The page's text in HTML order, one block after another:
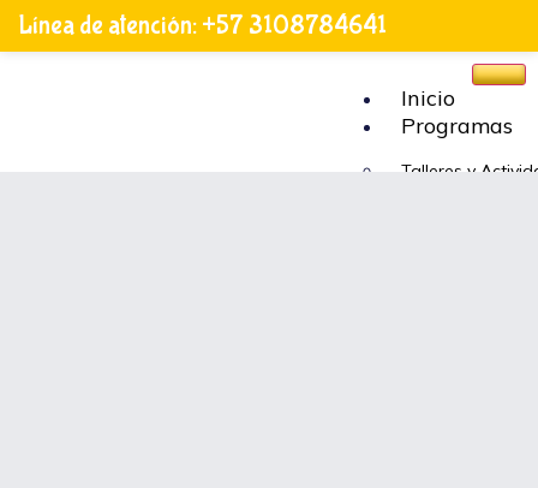
Línea de atención: +57 3108784641
Inicio
Programas
Talleres y